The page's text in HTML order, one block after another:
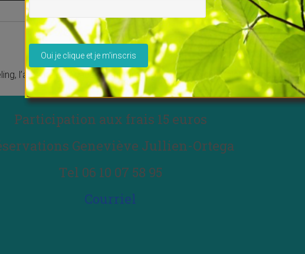
l’auteure dédicacera son livre. Son site www.christalchaya.com
Participation aux frais 15 euros
Geneviève Jullien-Ortega
Tel 06 10 07 58 95
Courriel
Veuillez laisser ce champ vide.